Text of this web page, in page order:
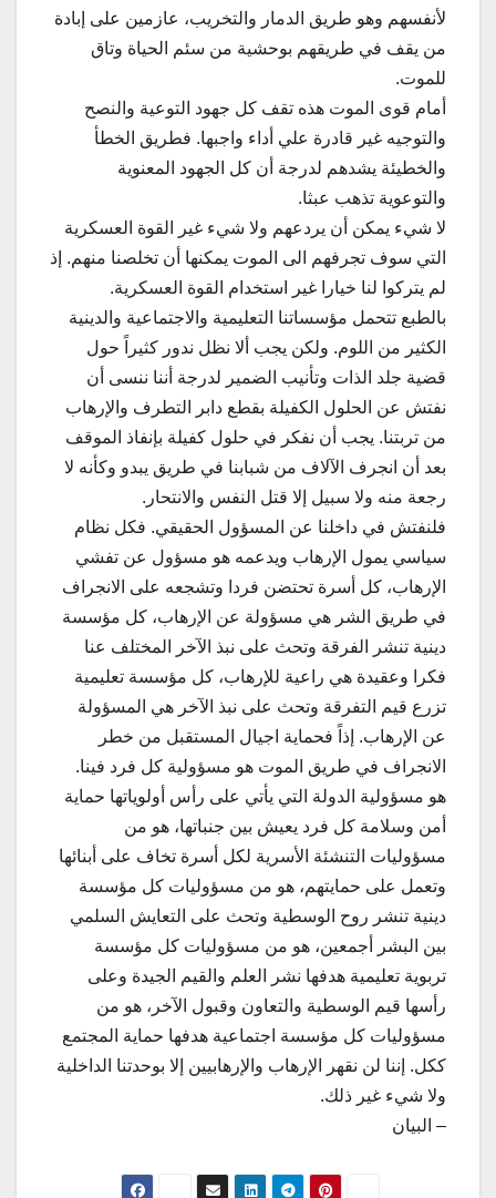
لأنفسهم وهو طريق الدمار والتخريب، عازمين على إبادة
من يقف في طريقهم بوحشية من سئم الحياة وتاق
للموت.
أمام قوى الموت هذه تقف كل جهود التوعية والنصح
والتوجيه غير قادرة علي أداء واجبها. فطريق الخطأ
والخطيئة يشدهم لدرجة أن كل الجهود المعنوية
والتوعوية تذهب عبثا.
لا شيء يمكن أن يردعهم ولا شيء غير القوة العسكرية
التي سوف تجرفهم الى الموت يمكنها أن تخلصنا منهم. إذ
لم يتركوا لنا خيارا غير استخدام القوة العسكرية.
بالطبع تتحمل مؤسساتنا التعليمية والاجتماعية والدينية
الكثير من اللوم. ولكن يجب ألا نظل ندور كثيراً حول
قضية جلد الذات وتأنيب الضمير لدرجة أننا ننسى أن
نفتش عن الحلول الكفيلة بقطع دابر التطرف والإرهاب
من تربتنا. يجب أن نفكر في حلول كفيلة بإنفاذ الموقف
بعد أن انجرف الآلاف من شبابنا في طريق يبدو وكأنه لا
رجعة منه ولا سبيل إلا قتل النفس والانتحار.
فلنفتش في داخلنا عن المسؤول الحقيقي. فكل نظام
سياسي يمول الإرهاب ويدعمه هو مسؤول عن تفشي
الإرهاب، كل أسرة تحتضن فردا وتشجعه على الانجراف
في طريق الشر هي مسؤولة عن الإرهاب، كل مؤسسة
دينية تنشر الفرقة وتحث على نبذ الآخر المختلف عنا
فكرا وعقيدة هي راعية للإرهاب، كل مؤسسة تعليمية
تزرع قيم التفرقة وتحث على نبذ الآخر هي المسؤولة
عن الإرهاب. إذاً فحماية اجيال المستقبل من خطر
الانجراف في طريق الموت هو مسؤولية كل فرد فينا.
هو مسؤولية الدولة التي يأتي على رأس أولوياتها حماية
أمن وسلامة كل فرد يعيش بين جنباتها، هو من
مسؤوليات التنشئة الأسرية لكل أسرة تخاف على أبنائها
وتعمل على حمايتهم، هو من مسؤوليات كل مؤسسة
دينية تنشر روح الوسطية وتحث على التعايش السلمي
بين البشر أجمعين، هو من مسؤوليات كل مؤسسة
تربوية تعليمية هدفها نشر العلم والقيم الجيدة وعلى
رأسها قيم الوسطية والتعاون وقبول الآخر، هو من
مسؤوليات كل مؤسسة اجتماعية هدفها حماية المجتمع
ككل. إننا لن نقهر الإرهاب والإرهابيين إلا بوحدتنا الداخلية
ولا شيء غير ذلك.
– البيان